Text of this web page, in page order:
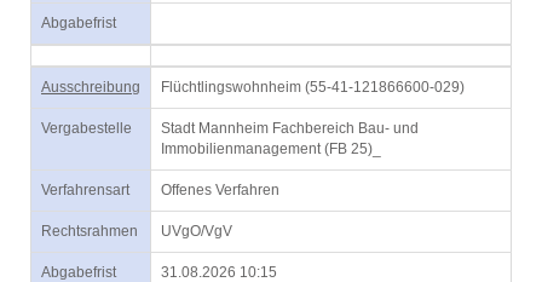
Abgabefrist
Ausschreibung Flüchtlingswohnheim (55-41-121866600-029)
Vergabestelle
Stadt Mannheim Fachbereich Bau- und
Immobilienmanagement (FB 25)_
Verfahrensart Offenes Verfahren
Rechtsrahmen UVgO/VgV
Abgabefrist 31.08.2026 10:15